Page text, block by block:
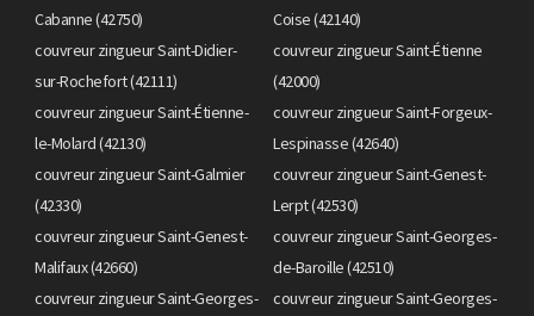
Cabanne (42750)
Coise (42140)
couvreur zingueur Saint-Didier-
sur-Rochefort (42111)
couvreur zingueur Saint-Étienne
(42000)
couvreur zingueur Saint-Étienne-
le-Molard (42130)
couvreur zingueur Saint-Forgeux-
Lespinasse (42640)
couvreur zingueur Saint-Galmier
(42330)
couvreur zingueur Saint-Genest-
Lerpt (42530)
couvreur zingueur Saint-Genest-
Malifaux (42660)
couvreur zingueur Saint-Georges-
de-Baroille (42510)
couvreur zingueur Saint-Georges-
couvreur zingueur Saint-Georges-